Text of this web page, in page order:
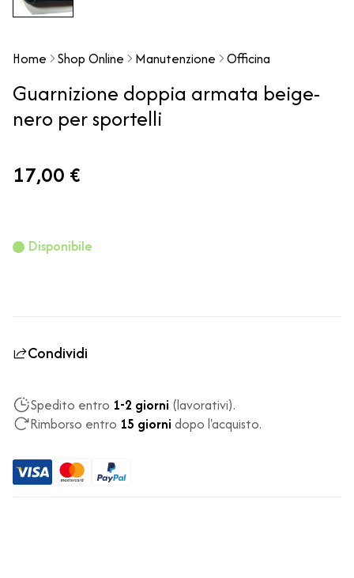
Home Shop Online Manutenzione Officina
Guarnizione doppia armata beige-
nero per sportelli
17,00 €
Disponibile
Condividi
Spedito entro 1-2 giorni (lavorativi).
Rimborso entro 15 giorni dopo l'acquisto.